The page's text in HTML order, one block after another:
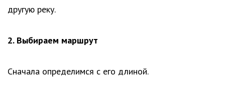
другую реку.
2. Выбираем маршрут
Сначала определимся с его длиной.